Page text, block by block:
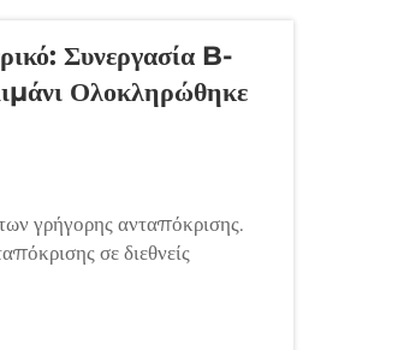
Συνεργασία B-
Ολοκληρώθηκε
γρήγορης ανταπόκρισης.
σε διεθνείς
τις επιχειρήσεις. Ο